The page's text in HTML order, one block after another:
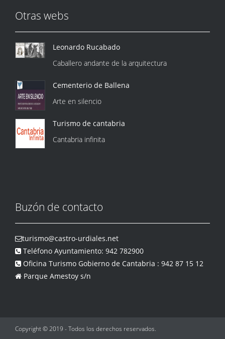
Otras webs
Leonardo Rucabado
Caballero andante de la arquitectura
Cementerio de Ballena
Arte en silencio
Turismo de cantabria
Cantabria infinita
Buzón de contacto
turismo@castro-urdiales.net
Teléfono Ayuntamiento: 942 782900
Oficina Turismo Gobierno de Cantabria : 942 87 15 12
Parque Amestoy s/n
Copyright © 2019 - Todos los derechos reservados.